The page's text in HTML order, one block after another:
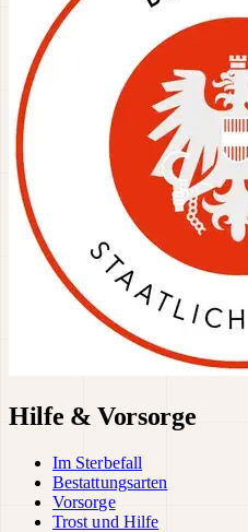
Hilfe & Vorsorge
Im Sterbefall
Bestattungsarten
Vorsorge
Trost und Hilfe